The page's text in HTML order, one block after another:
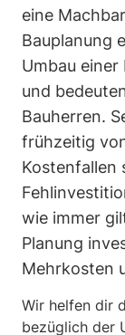
eine
Bauplanung
Umbau
und
Bauherren.
frühzeitig
Kostenfallen
wie immer
Planung
Mehrkosten
Wir helfen dir
bezüglich der